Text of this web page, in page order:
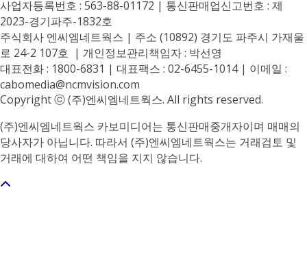
사업자등록번호 : 563-88-01172 | 통신판매업신고번호 : 제
2023-경기파주-1832호
주식회사 엔씨엠네트웍스 | 주소 (10892) 경기도 파주시 가재울
로 24-2 107호 | 개인정보관리책임자 : 박선영
대표전화 : 1800-6831 | 대표팩스 : 02-6455-1014 | 이메일 :
cabomedia@ncmvision.com
Copyright ⓒ (주)엔씨엠네트웍스. All rights reserved.
(주)엔씨엠네트웍스 카보미디어는 통신판매중개자이며 매매의
당사자가 아닙니다. 따라서 (주)엔씨엠네트웍스는 거래검토 및
거래에 대하여 어떤 책임을 지지 않습니다.